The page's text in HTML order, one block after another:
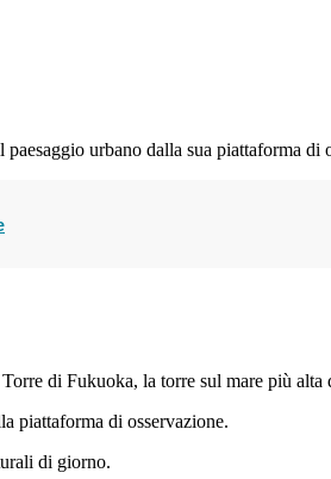
urbano dalla sua piattaforma di
di Fukuoka, la torre sul mare più alta
piattaforma di osservazione.
di giorno.